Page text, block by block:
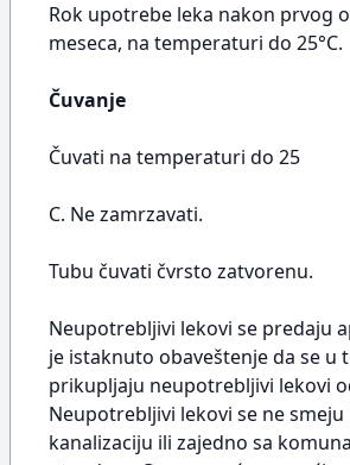
Rok upotrebe leka nakon prvog
meseca, na temperaturi do 25°C.
Čuvanje
Čuvati na temperaturi do 25
C. Ne zamrzavati.
Tubu čuvati čvrsto zatvorenu.
Neupotrebljivi lekovi se predaju
je istaknuto obaveštenje da se u
prikupljaju neupotrebljivi lekovi
Neupotrebljivi lekovi se ne smeju
kanalizaciju ili zajedno sa